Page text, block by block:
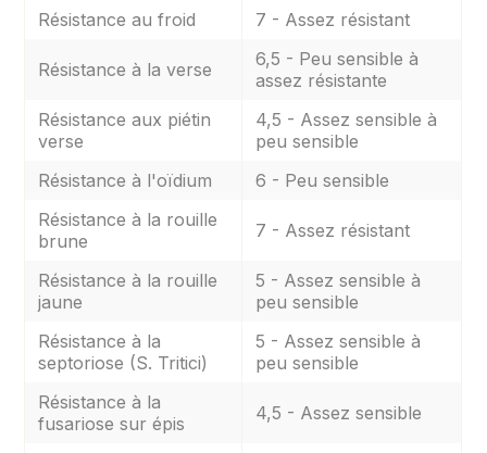
Résistance au froid 7 - Assez résistant
Résistance à la verse
6,5 - Peu sensible à
assez résistante
Résistance aux piétin
verse
4,5 - Assez sensible à
peu sensible
Résistance à l'oïdium
6 - Peu sensible
Résistance à la rouille
brune
7 - Assez résistant
Résistance à la rouille
jaune
5 - Assez sensible à
peu sensible
Résistance à la
septoriose (S. Tritici)
5 - Assez sensible à
peu sensible
Résistance à la
fusariose sur épis
4,5 - Assez sensible